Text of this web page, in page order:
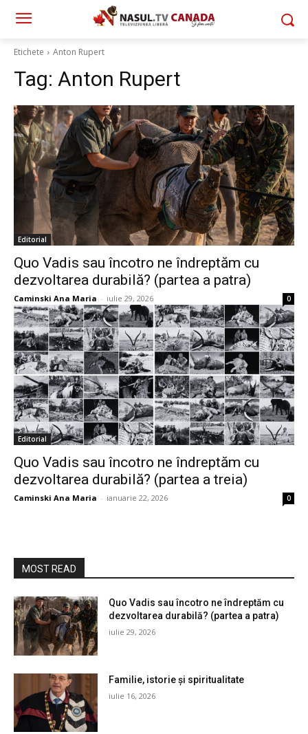
Etichete Anton Rupert
Tag: Anton Rupert
Editorial
Quo Vadis sau încotro ne îndreptăm cu
dezvoltarea durabilă? (partea a patra)
Caminski Ana Maria - iulie 29, 2026 0
Editorial
Quo Vadis sau încotro ne îndreptăm cu
dezvoltarea durabilă? (partea a treia)
Caminski Ana Maria - ianuarie 22, 2026 0
MOST READ
Quo Vadis sau încotro ne îndreptăm cu
dezvoltarea durabilă? (partea a patra)
iulie 29, 2026
Familie, istorie și spiritualitate
iulie 16, 2026